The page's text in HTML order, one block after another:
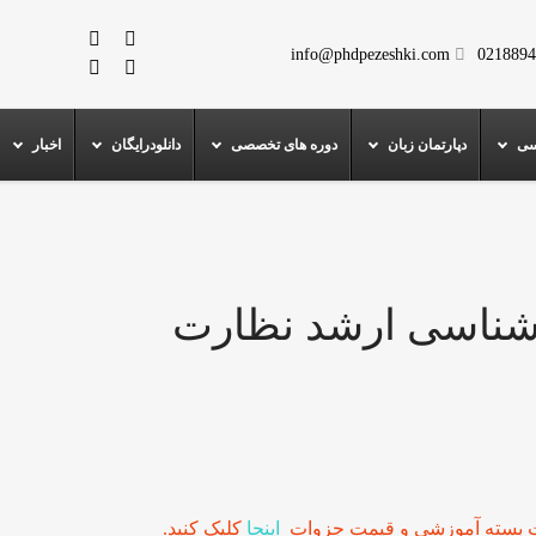
info@phdpezeshki.com
دپارتمان زبان دوره های تخصصی دانلودرایگان اخبار
ارشد نظارت
بسته آموزشی و قیمت جزوات اینجا کلیک کنید.